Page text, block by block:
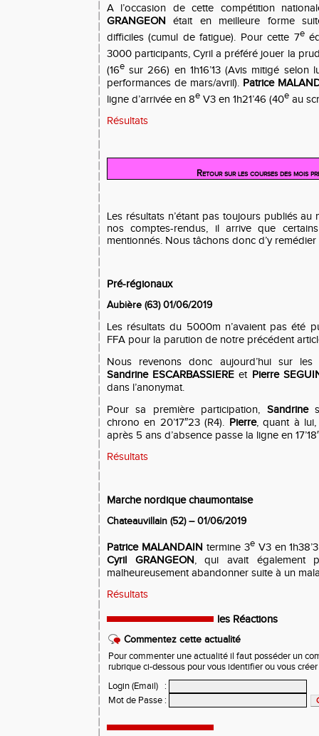
A l’occasion de cette compétition
GRANGEON était en meilleure forme
difficiles (cumul de fatigue). Pour cette 7e
3000 participants, Cyril a préféré jouer la
(16e sur 266) en 1h16’13 (Avis mitigé
performances de mars/avril). Patrice
ligne d’arrivée en 8e V3 en 1h21’46 (40e au
Résultats
Retour sur les courses des mois
Les résultats n’étant pas toujours publiés
nos comptes-rendus, il arrive que
mentionnés. Nous tâchons donc d’y
Pré-régionaux
Aubière (63) 01/06/2019
Les résultats du 5000m n’avaient pas été
FFA pour la parution de notre précédent
Nous revenons donc aujourd’hui sur
Sandrine ESCARBASSIERE et Pierre
dans l’anonymat.
Pour sa première participation, Sandrine
chrono en 20’17″23 (R4). Pierre, quant à
après 5 ans d’absence passe la ligne en
Résultats
Marche nordique chaumontaise
Chateauvillain (52) – 01/06/2019
Patrice MALANDAIN termine 3eV3 en
Cyril GRANGEON, qui avait également
malheureusement abandonner suite à un
Résultats
les Réactions
Commentez cette actualité
Pour commenter une actualité il faut posséder un
rubrique ci-dessous pour vous identifier ou vous
Login (Email)
:
Mot de Passe :